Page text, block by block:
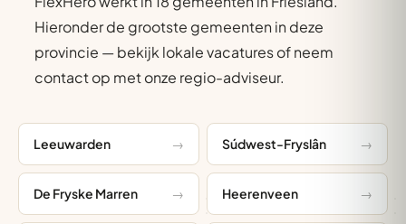
Hieronder de grootste gemeenten in deze
provincie — bekijk lokale vacatures of neem
contact op met onze regio-adviseur.
Leeuwarden Súdwest-Fryslân
De Fryske Marren Heerenveen